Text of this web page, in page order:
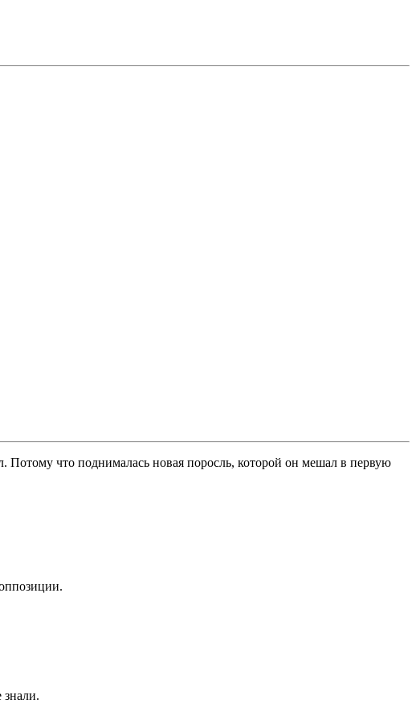
что поднималась новая поросль, которой он мешал в первую
знали.